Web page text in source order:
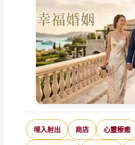
埋入射出 商店 心靈療癒